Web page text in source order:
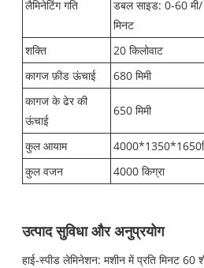
लैमिनेटिंग गति
डबल साइड: 0-60 मी/
मिनट
शक्ति
20 किलोवाट
कागज फ़ीड ऊंचाई
680 मिमी
कागज के ढेर की
ऊंचाई
650 मिमी
कुल आयाम
कुल वजन
4000 किग्रा
उत्पाद सुविधा और अनुप्रयोग
हाई-स्पीड लेमिनेशन: मशीन में प्रति मिनट